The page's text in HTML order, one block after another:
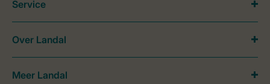
Service
Over Landal
Meer Landal